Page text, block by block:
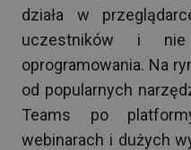
działa w
uczestników i nie
oprogramowania. Na
od popularnych
Teams po
webinarach i dużych